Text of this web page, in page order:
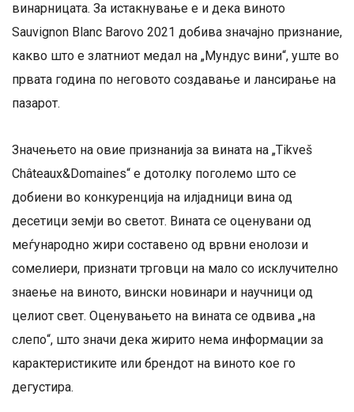
винарницата. За истакнување е и дека виното
Sauvignon Blanc Barovo 2021 добива значајно признание,
какво што е златниот медал на „Мундус вини“, уште во
првата година по неговото создавање и лансирање на
пазарот.
Значењето на овие признанија за вината на „Tikveš
Châteaux&Domainеs“ е дотолку поголемо што се
добиени во конкуренција на илјадници вина од
десетици земји во светот. Вината се оценувани од
меѓународно жири составено од врвни енолози и
сомелиери, признати трговци на мало со исклучително
знаење на виното, вински новинари и научници од
целиот свет. Оценувањето на вината се одвива „на
слепо“, што значи дека жирито нема информации за
карактеристиките или брендот на виното кое го
дегустира.